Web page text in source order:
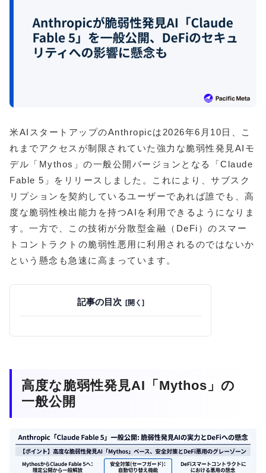
米AIスタートアップのAnthropicは2026年6月10日、こ
れまでアクセスが制限されていた強力な脆弱性発見AIモ
デル「Mythos」の一般公開バージョンとなる「Claude
Fable 5」をリリースしました。これにより、サブスク
リプションを契約しているユーザーであれば誰でも、高
度な脆弱性検出能力を持つAIを利用できるようになりま
す。一方で、この技術が分散型金融（DeFi）のスマー
トコントラクトの脆弱性悪用に利用されるのではないか
という懸念も急速に高まっています。
記事の目次
高度な脆弱性発見AI「Mythos」の
一般公開